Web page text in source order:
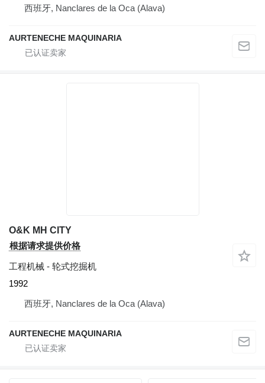
西班牙, Nanclares de la Oca (Alava)
AURTENECHE MAQUINARIA
O&K MH CITY
根据请求提供价格
工程机械 - 轮式挖掘机
1992
西班牙, Nanclares de la Oca (Alava)
AURTENECHE MAQUINARIA